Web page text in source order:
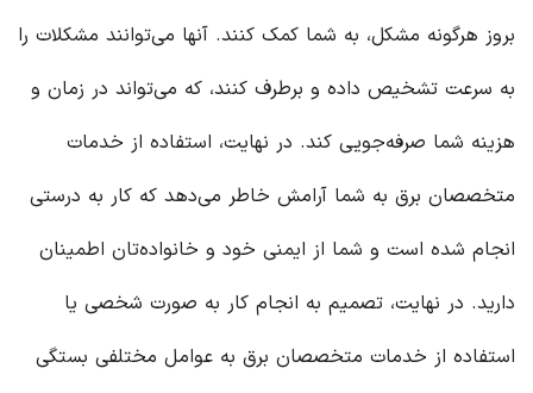
بروز هرگونه مشکل، به شما کمک کنند. آنها می‌توانند مشکلات را
به سرعت تشخیص داده و برطرف کنند، که می‌تواند در زمان و
هزینه شما صرفه‌جویی کند. در نهایت، استفاده از خدمات
متخصصان برق به شما آرامش خاطر می‌دهد که کار به درستی
انجام شده است و شما از ایمنی خود و خانواده‌تان اطمینان
دارید. در نهایت، تصمیم به انجام کار به صورت شخصی یا
استفاده از خدمات متخصصان برق به عوامل مختلفی بستگی